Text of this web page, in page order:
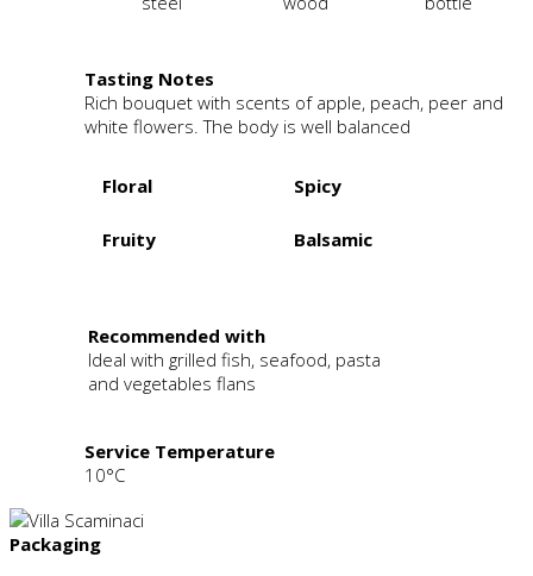
Tasting Notes
Rich bouquet with scents of apple, peach, peer and
white flowers. The body is well balanced
Floral Spicy
Fruity
Balsamic
Recommended with
Ideal with grilled fish, seafood, pasta
and vegetables flans
Service Temperature
10°C
Packaging